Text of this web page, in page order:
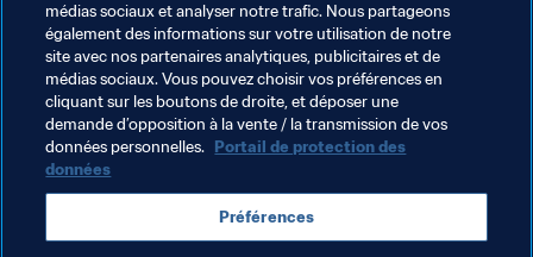
joueur ?
"En tant que sélectionneur car… comme joueur, je ne
pourrais plus le faire (rires) ! C'est une fierté de pouvoir
participer à cette Coupe du Monde. En 2002, j'étais
capitaine et maintenant entraîneur. Je suis enchanté à
l'idée de pouvoir transmettre mon expérience et mes
connaissances à mes joueurs, afin qu'ils comprennent
que chaque fibre du maillot sénégalais représente une
personne au pays et en Afrique. Pour moi, c'est un
médias sociaux et analyser notre trafic. Nous partageons
également des informations sur votre utilisation de notre
site avec nos partenaires analytiques, publicitaires et de
médias sociaux. Vous pouvez choisir vos préférences en
cliquant sur les boutons de droite, et déposer une
demande d’opposition à la vente / la transmission de vos
données personnelles. Portail de protection des
données
Préférences